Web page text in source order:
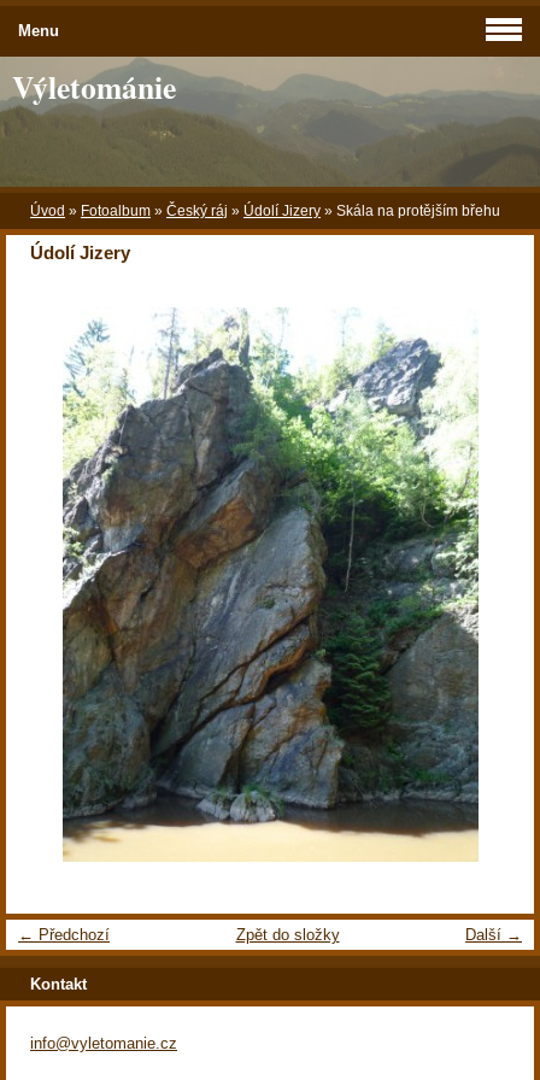
Výletománie
Úvod » Fotoalbum » Český ráj » Údolí Jizery » Skála na protějším břehu
Údolí Jizery
← Předchozí Další →
Zpět do složky
Menu
Kontakt
info@vyletomanie.cz